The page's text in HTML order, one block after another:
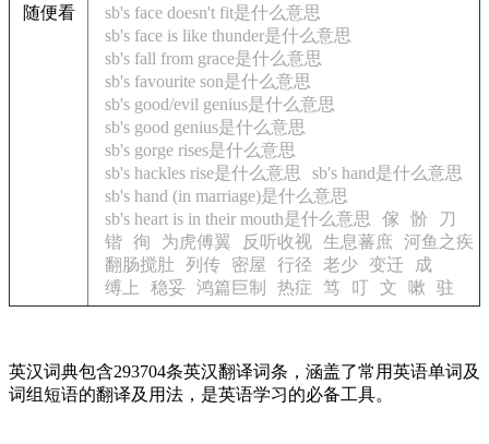
随便看
sb's face doesn't fit是什么意思
sb's face is like thunder是什么意思
sb's fall from grace是什么意思
sb's favourite son是什么意思
sb's good/evil genius是什么意思
sb's good genius是什么意思
sb's gorge rises是什么意思
sb's hackles rise是什么意思
sb's hand是什么意思
sb's hand (in marriage)是什么意思
sb's heart is in their mouth是什么意思
傢 骱
刀
锴 徇 为虎傅翼 反听收视 生息蕃庶
河鱼之疾
翻肠搅肚
列传 密屋 行径 老少 变迁
成
缚上
稳妥 鸿篇巨制 热症 笃 叮 文 嗽 驻
英汉词典包含293704条英汉翻译词条，涵盖了常用英语单词及
词组短语的翻译及用法，是英语学习的必备工具。